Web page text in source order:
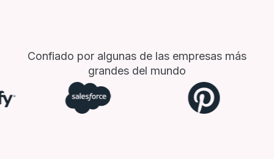
Confiado por algunas de las empresas más
grandes del mundo